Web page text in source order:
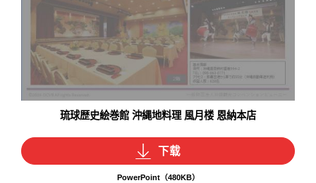
琉球歴史絵巻館 沖縄地料理 風月楼 恩納本店
下载
PowerPoint（480KB）